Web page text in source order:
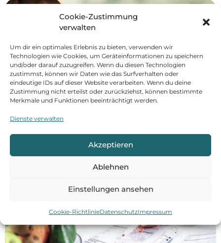
Cookie-Zustimmung
verwalten
Um dir ein optimales Erlebnis zu bieten, verwenden wir
Technologien wie Cookies, um Geräteinformationen zu speichern
und/oder darauf zuzugreifen. Wenn du diesen Technologien
zustimmst, können wir Daten wie das Surfverhalten oder
eindeutige IDs auf dieser Website verarbeiten. Wenn du deine
Zustimmung nicht erteilst oder zurückziehst, können bestimmte
Merkmale und Funktionen beeinträchtigt werden.
Dienste verwalten
Akzeptieren
Ablehnen
Einstellungen ansehen
Cookie-RichtlinieDatenschutzImpressum
Verhaltensmedizin & Psychologie